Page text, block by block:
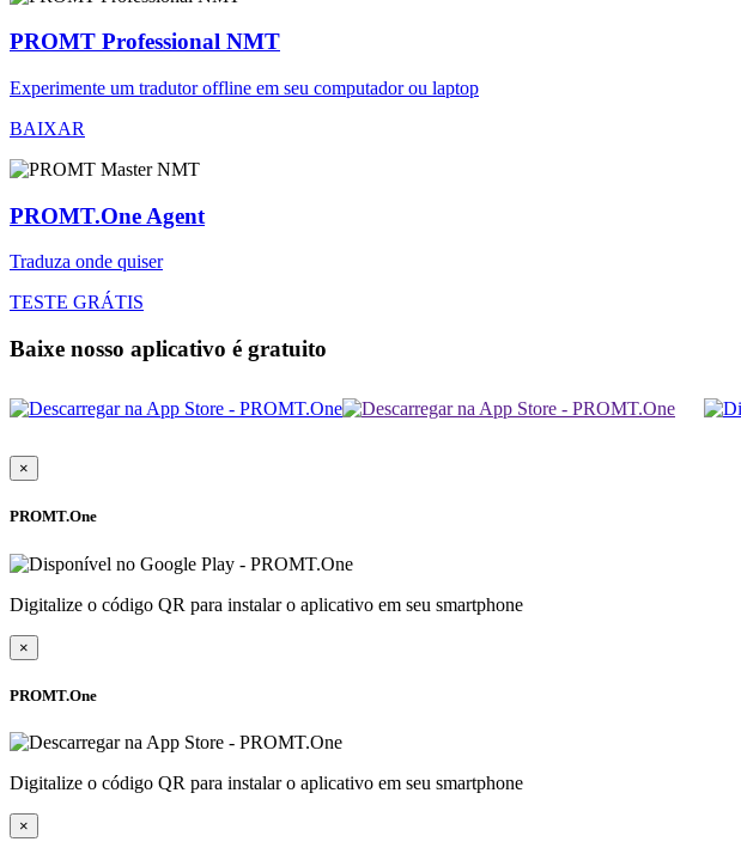
PROMT Professional NMT
Experimente um tradutor offline em seu computador ou laptop
BAIXAR
PROMT.One Agent
Traduza onde quiser
TESTE GRÁTIS
Baixe nosso aplicativo é gratuito
×
PROMT.One
Digitalize o código QR para instalar o aplicativo em seu smartphone
×
PROMT.One
Digitalize o código QR para instalar o aplicativo em seu smartphone
×